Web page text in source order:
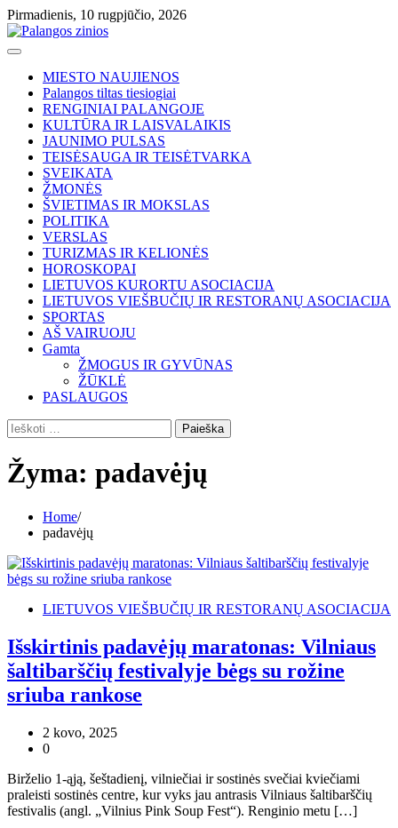
Skip
to
content
Pirmadienis, 10 rugpjūčio, 2026
MIESTO NAUJIENOS
Palangos tiltas tiesiogiai
RENGINIAI PALANGOJE
KULTŪRA IR LAISVALAIKIS
JAUNIMO PULSAS
TEISĖSAUGA IR TEISĖTVARKA
SVEIKATA
ŽMONĖS
ŠVIETIMAS IR MOKSLAS
POLITIKA
VERSLAS
TURIZMAS IR KELIONĖS
HOROSKOPAI
LIETUVOS KURORTU ASOCIACIJA
LIETUVOS VIEŠBUČIŲ IR RESTORANŲ ASOCIACIJA
SPORTAS
AŠ VAIRUOJU
Gamta
ŽMOGUS IR GYVŪNAS
ŽŪKLĖ
PASLAUGOS
Ieškoti:
Žyma: padavėjų
Home
padavėjų
LIETUVOS VIEŠBUČIŲ IR RESTORANŲ ASOCIACIJA
Išskirtinis padavėjų maratonas: Vilniaus
šaltibarščių festivalyje bėgs su rožine
sriuba rankose
2 kovo, 2025
0
Birželio 1-ąją, šeštadienį, vilniečiai ir sostinės svečiai kviečiami
praleisti sostinės centre, kur vyks jau antrasis Vilniaus šaltibarščių
festivalis (angl. „Vilnius Pink Soup Fest“). Renginio metu […]